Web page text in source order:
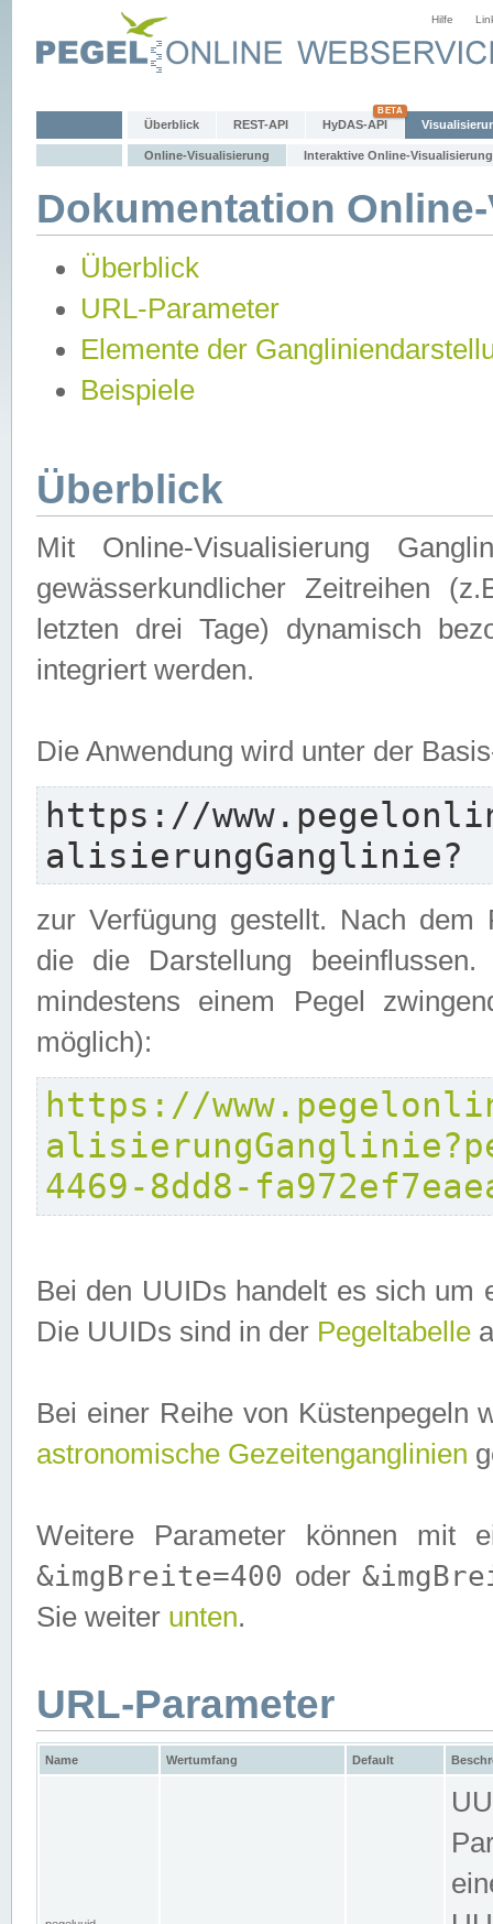
Hilfe
Überblick REST-API HyDAS-API
Online-Visualisierung Interaktive Online-Visualisierung
Dokumentation
Überblick
URL-Parameter
Elemente der
Beispiele
Überblick
Mit Online-Visualisierung
gewässerkundlicher Zeitreihen
letzten drei Tage) dynamisch
integriert werden.
Die Anwendung wird unter der
https://
alisierungGanglinie?
zur Verfügung gestellt. Nach dem
die die Darstellung
mindestens einem Pegel
möglich):
https://
4469-8dd8-
Bei den UUIDs handelt es sich um
Die UUIDs sind in der Pegeltabelle
Bei einer Reihe von Küstenpegeln
astronomische Gezeitenganglinien
Weitere Parameter können mit
&imgBreite=400 oder
Sie weiter unten.
URL-Parameter
Name Wertumfang Default